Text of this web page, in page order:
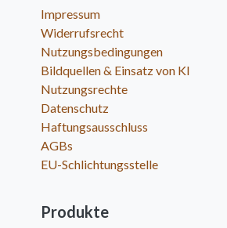
Impressum
Widerrufsrecht
Nutzungsbedingungen
Bildquellen & Einsatz von KI
Nutzungsrechte
Datenschutz
Haftungsausschluss
AGBs
EU-Schlichtungsstelle
Produkte